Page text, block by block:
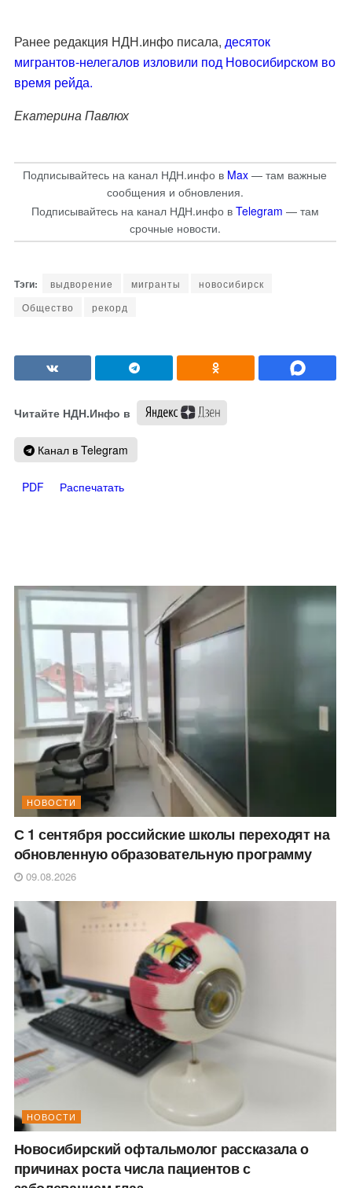
Ранее редакция НДН.инфо писала, десяток
мигрантов-нелегалов изловили под Новосибирском во
время рейда.
Екатерина Павлюх
Подписывайтесь на канал НДН.инфо в Max — там важные
сообщения и обновления.
Подписывайтесь на канал НДН.инфо в Telegram — там
срочные новости.
выдворение мигранты
новосибирск
Общество
рекорд
Читайте НДН.Инфо в
Канал в Telegram
PDF Распечатать
НОВОСТИ
С 1 сентября российские школы переходят на
обновленную образовательную программу
09.08.2026
НОВОСТИ
Новосибирский офтальмолог рассказала о
причинах роста числа пациентов с